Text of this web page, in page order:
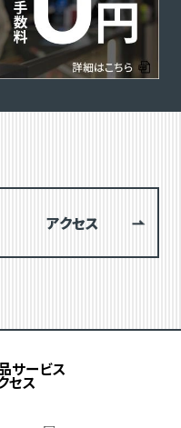
アクセス
サービス
セス